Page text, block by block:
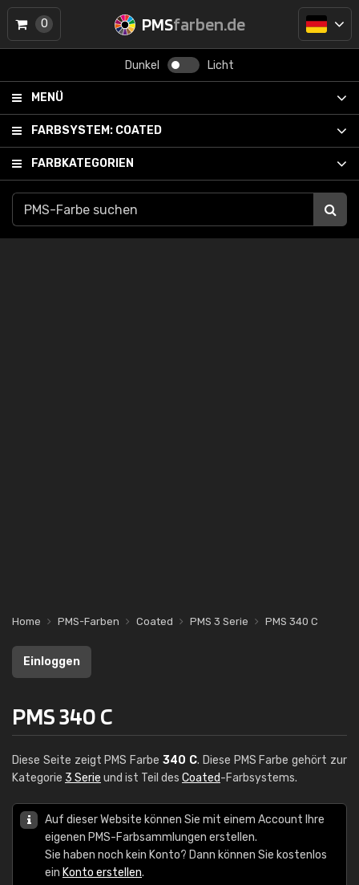
PMSfarben.de
Dunkel Licht
MENÜ
FARBSYSTEM: COATED
FARBKATEGORIEN
0
Home PMS-Farben Coated PMS 3 Serie PMS 340 C
Einloggen
PMS 340 C
Diese Seite zeigt PMS Farbe340 C. Diese PMS Farbe gehört zur
Kategorie 3 Serie und ist Teil des Coated-Farbsystems.
Auf dieser Website können Sie mit einem Account Ihre
eigenen PMS-Farbsammlungen erstellen.
Sie haben noch kein Konto? Dann können Sie kostenlos
ein Konto erstellen.